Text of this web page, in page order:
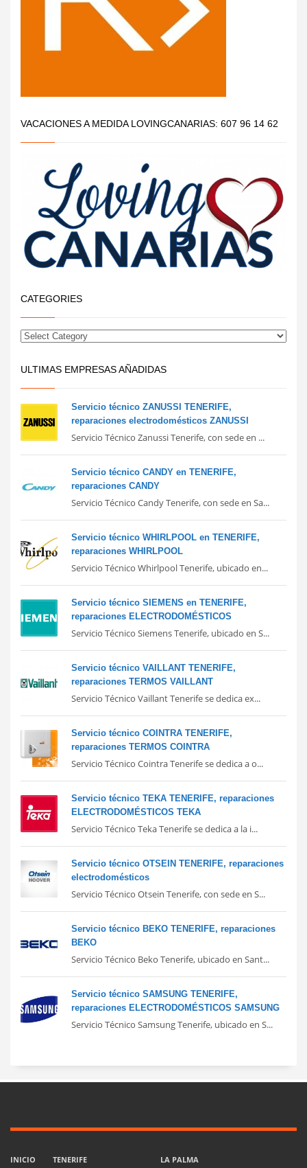
VACACIONES A MEDIDA LOVINGCANARIAS: 607 96 14 62
CATEGORIES
ULTIMAS EMPRESAS AÑADIDAS
Servicio técnico ZANUSSI TENERIFE,
reparaciones electrodomésticos ZANUSSI
Servicio Técnico Zanussi Tenerife, con sede en ...
Servicio técnico CANDY en TENERIFE,
reparaciones CANDY
Servicio Técnico Candy Tenerife, con sede en Sa...
Servicio técnico WHIRLPOOL en TENERIFE,
reparaciones WHIRLPOOL
Servicio Técnico Whirlpool Tenerife, ubicado en...
Servicio técnico SIEMENS en TENERIFE,
reparaciones ELECTRODOMÉSTICOS
Servicio Técnico Siemens Tenerife, ubicado en S...
Servicio técnico VAILLANT TENERIFE,
reparaciones TERMOS VAILLANT
Servicio Técnico Vaillant Tenerife se dedica ex...
Servicio técnico COINTRA TENERIFE,
reparaciones TERMOS COINTRA
Servicio Técnico Cointra Tenerife se dedica a o...
Servicio técnico TEKA TENERIFE, reparaciones
ELECTRODOMÉSTICOS TEKA
Servicio Técnico Teka Tenerife se dedica a la i...
Servicio técnico OTSEIN TENERIFE, reparaciones
electrodomésticos
Servicio Técnico Otsein Tenerife, con sede en S...
Servicio técnico BEKO TENERIFE, reparaciones
BEKO
Servicio Técnico Beko Tenerife, ubicado en Sant...
Servicio técnico SAMSUNG TENERIFE,
reparaciones ELECTRODOMÉSTICOS SAMSUNG
Servicio Técnico Samsung Tenerife, ubicado en S...
INICIO
TENERIFE
LA PALMA